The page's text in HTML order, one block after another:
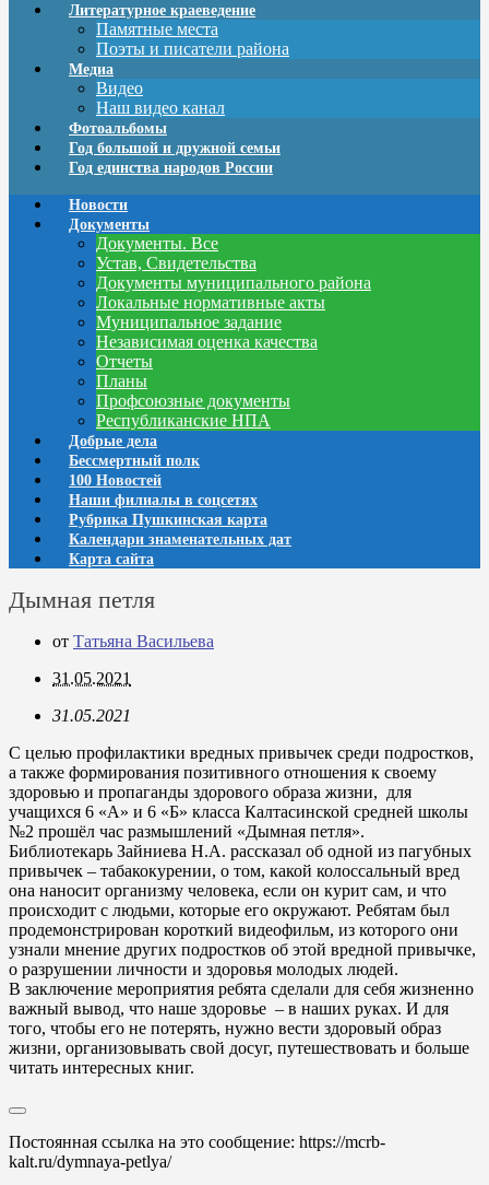
Литературное краеведение
Памятные места
Поэты и писатели района
Медиа
Видео
Наш видео канал
Фотоальбомы
Год большой и дружной семьи
Год единства народов России
Новости
Документы
Документы. Все
Устав, Свидетельства
Документы муниципального района
Локальные нормативные акты
Муниципальное задание
Независимая оценка качества
Отчеты
Планы
Профсоюзные документы
Республиканские НПА
Добрые дела
Бессмертный полк
100 Новостей
Наши филиалы в соцсетях
Рубрика Пушкинская карта
Календари знаменательных дат
Карта сайта
Дымная петля
от Татьяна Васильева
31.05.2021
31.05.2021
С целью профилактики вредных привычек среди подростков,
а также формирования позитивного отношения к своему
здоровью и пропаганды здорового образа жизни, для
учащихся 6 «А» и 6 «Б» класса Калтасинской средней школы
№2 прошёл час размышлений «Дымная петля».
Библиотекарь Зайниева Н.А. рассказал об одной из пагубных
привычек – табакокурении, о том, какой колоссальный вред
она наносит организму человека, если он курит сам, и что
происходит с людьми, которые его окружают. Ребятам был
продемонстрирован короткий видеофильм, из которого они
узнали мнение других подростков об этой вредной привычке,
о разрушении личности и здоровья молодых людей.
В заключение мероприятия ребята сделали для себя жизненно
важный вывод, что наше здоровье – в наших руках. И для
того, чтобы его не потерять, нужно вести здоровый образ
жизни, организовывать свой досуг, путешествовать и больше
читать интересных книг.
Постоянная ссылка на это сообщение: https://mcrb-
kalt.ru/dymnaya-petlya/